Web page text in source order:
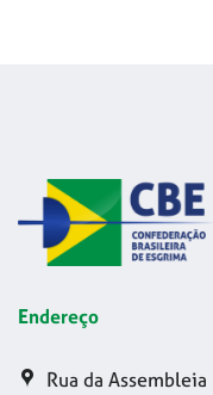
Endereço
Rua da